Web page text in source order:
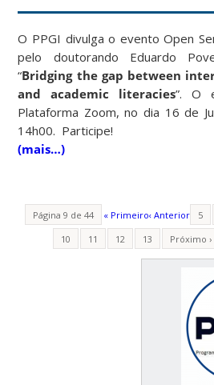
O PPGI divulga o evento Open
pelo doutorando Eduardo
“Bridging the gap between
and academic literacies”. O
Plataforma Zoom, no dia 16 de
14h00. Participe!
(mais…)
Página 9 de 44 « Primeiro‹ Anterior 5
10
11 12 13 Próximo ›